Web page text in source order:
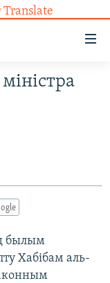
Translate
былым
Хабібам аль-